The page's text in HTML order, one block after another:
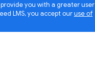
you with a greater user
LMS, you accept ouruse of